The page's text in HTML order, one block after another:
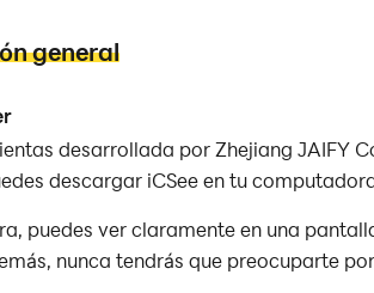
general
desarrollada por Zhejiang JAIFY
descargar iCSee en tu
puedes ver claramente en una
nunca tendrás que preocuparte